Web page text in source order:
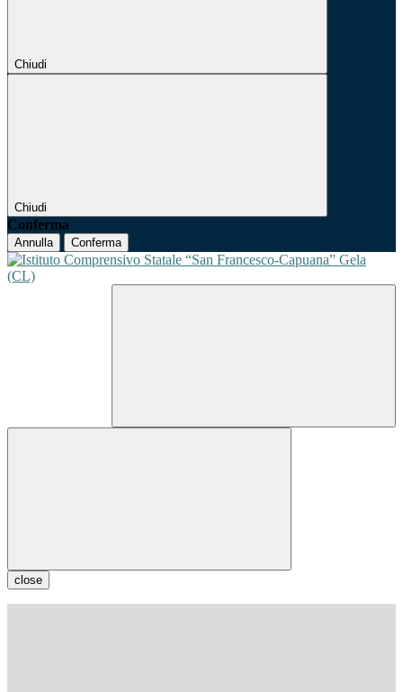
Chiudi
Chiudi
Conferma
Annulla Conferma
close